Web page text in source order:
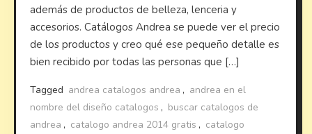
además de productos de belleza, lenceria y
accesorios. Catálogos Andrea se puede ver el precio
de los productos y creo qué ese pequeño detalle es
bien recibido por todas las personas que […]
Tagged andrea catalogos andrea , andrea en el
nombre del diseño catalogos , buscar catalogos de
andrea , catalogo andrea 2014 gratis , catalogo